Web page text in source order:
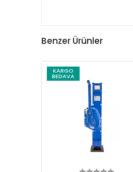
Benzer Ürünler
KARGO
BEDAVA